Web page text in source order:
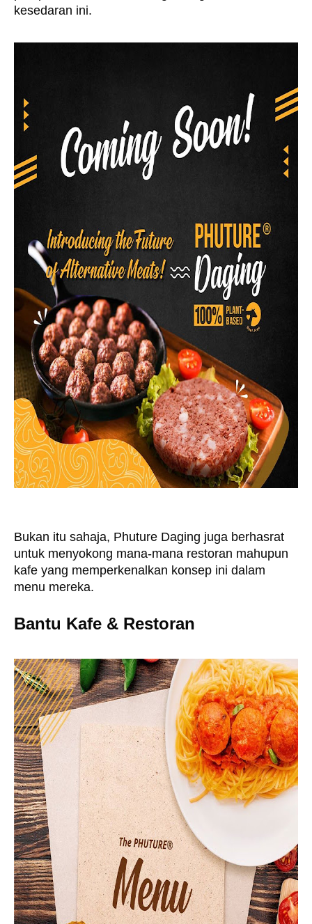
kesedaran ini.
Bukan itu sahaja, Phuture Daging juga berhasrat
untuk menyokong mana-mana restoran mahupun
kafe yang memperkenalkan konsep ini dalam
menu mereka.
Bantu Kafe & Restoran